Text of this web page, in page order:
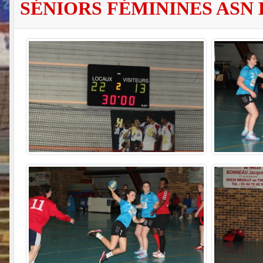
SÉNIORS FÉMININES ASN